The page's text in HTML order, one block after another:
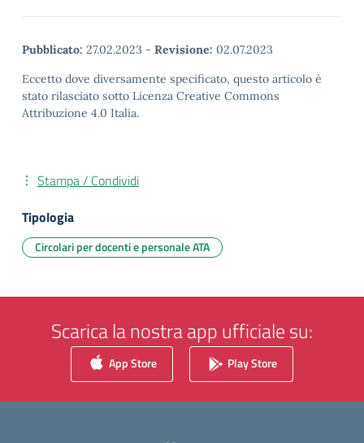
Pubblicato: 27.02.2023 - Revisione: 02.07.2023
Eccetto dove diversamente specificato, questo articolo è
stato rilasciato sotto Licenza Creative Commons
Attribuzione 4.0 Italia.
Stampa / Condividi
Tipologia
Circolari per docenti e personale ATA
Scarica la nostra app ufficiale su:
App Store Play Store